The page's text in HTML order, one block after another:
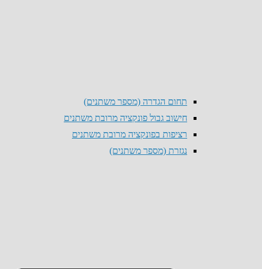
תחום הגדרה (מספר משתנים)
חישוב גבול פונקציה מרובת משתנים
רציפות בפונקציה מרובת משתנים
נגזרת (מספר משתנים)